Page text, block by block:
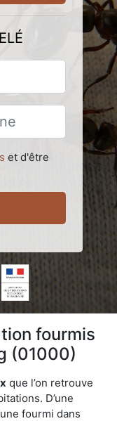
et d'être
fourmis
(01000)
que l’on retrouve
D’une
fourmi dans